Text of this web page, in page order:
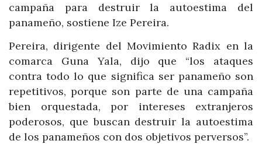
campaña para destruir la autoestima del
panameño, sostiene Ize Pereira.
Pereira, dirigente del Movimiento Radix en la
comarca Guna Yala, dijo que “los ataques
contra todo lo que significa ser panameño son
repetitivos, porque son parte de una campaña
bien orquestada, por intereses extranjeros
poderosos, que buscan destruir la autoestima
de los panameños con dos objetivos perversos”.